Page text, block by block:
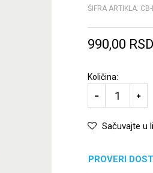
ŠIFRA ARTIKLA:
990,00 RSD
Količina:
Sačuvajte u
PROVERI